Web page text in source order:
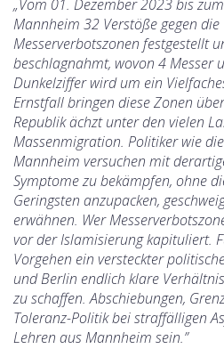
„Vom 01. Dezember 2023 bis
Mannheim 32 Verstöße gegen
Messerverbotszonen festgestellt
beschlagnahmt, wovon 4 Messer
Dunkelziffer wird um ein
Ernstfall bringen diese Zonen
Republik ächzt unter den vielen
Massenmigration. Politiker wie
Mannheim versuchen mit
Symptome zu bekämpfen, ohne
Geringsten anzupacken,
erwähnen. Wer
vor der Islamisierung kapituliert.
Vorgehen ein versteckter
und Berlin endlich klare
zu schaffen. Abschiebungen,
Toleranz-Politik bei straffälligen
Lehren aus Mannheim sein.”